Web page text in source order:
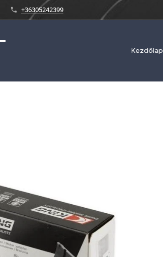
+36305242399
Kezdőlap